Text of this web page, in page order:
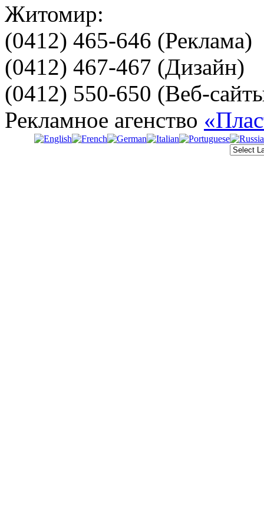
Житомир:
(0412) 465-646 (Реклама)
(0412) 467-467 (Дизайн)
(0412) 550-650 (Веб-
Рекламное агенство